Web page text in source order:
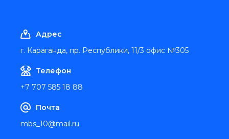
Адрес
г. Караганда, пр. Республики, 11/3 офис №305
Телефон
+7 707 585 18 88
Почта
mbs_10@mail.ru